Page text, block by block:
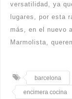
versatilidad, ya
lugares, por esta
más, en el nuevo
Marmolista,
barcelona
encimera cocina